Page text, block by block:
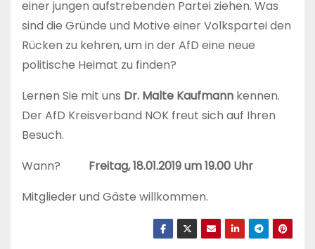
einer jungen aufstrebenden Partei ziehen. Was
sind die Gründe und Motive einer Volkspartei den
Rücken zu kehren, um in der AfD eine neue
politische Heimat zu finden?
Lernen Sie mit uns Dr. Malte Kaufmann kennen.
Der AfD Kreisverband NOK freut sich auf Ihren
Besuch.
Wann? Freitag, 18.01.2019 um 19.00 Uhr
Mitglieder und Gäste willkommen.